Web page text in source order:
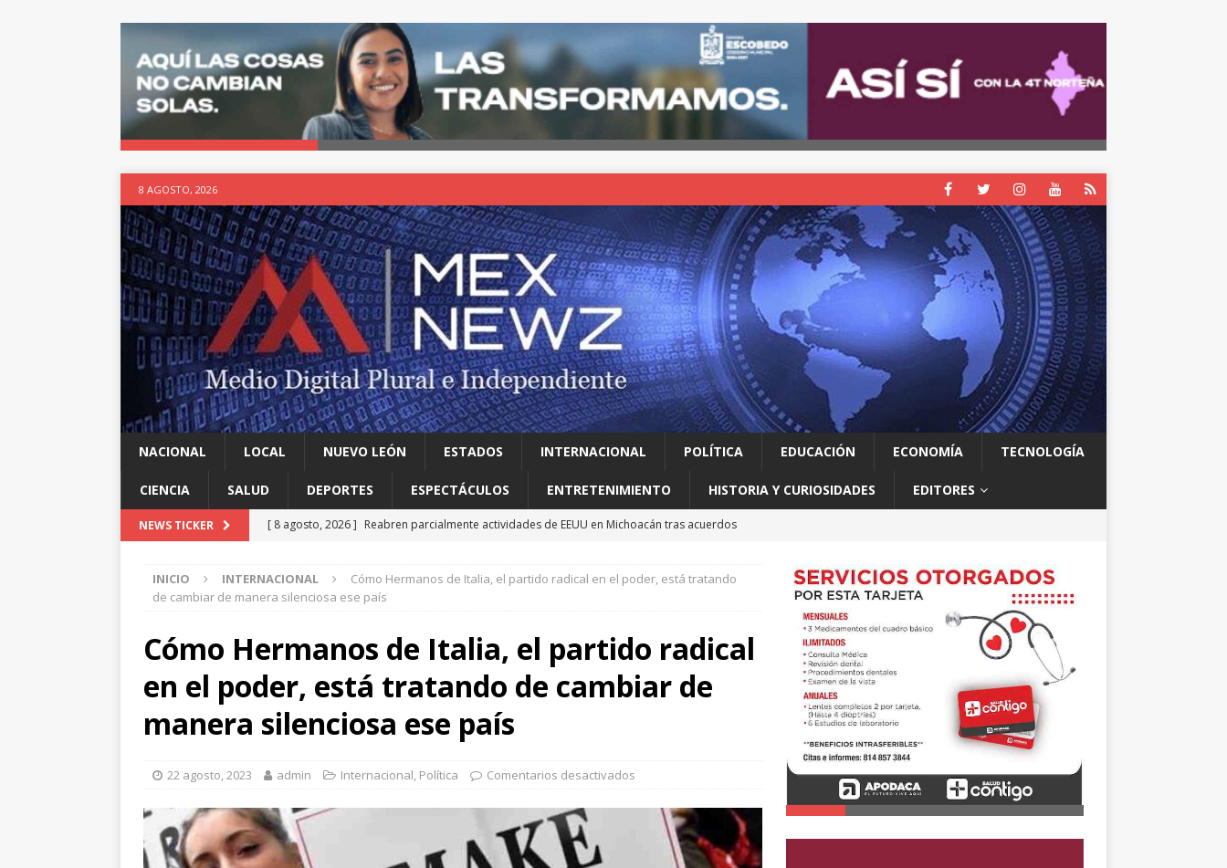
8 AGOSTO, 2026
NACIONAL LOCAL NUEVO LEÓN ESTADOS INTERNACIONAL POLÍTICA EDUCACIÓN ECONOMÍA TECNOLOGÍA
CIENCIA SALUD DEPORTES ESPECTÁCULOS ENTRETENIMIENTO HISTORIA Y CURIOSIDADES EDITORES
NEWS TICKER [ 8 agosto, 2026 ] Reabren parcialmente actividades de EEUU en Michoacán tras acuerdos
[ 8 agosto, 2026 ] Ya cantó el gallo
HISTORIA Y CURIOSIDADES
[ 8 agosto, 2026 ] Impulsa Mijes ‘Modo Transformación’ para que llegue a NL un gobierno
del ‘sí’
LOCAL
[ 8 agosto, 2026 ]
Dos jóvenes desaparecen tras aceptar oferta laboral en Jalisco
INICIO INTERNACIONAL
Cómo Hermanos de Italia, el partido radical en el poder, está tratando
de cambiar de manera silenciosa ese país
Cómo Hermanos de Italia, el partido radical
en el poder, está tratando de cambiar de
manera silenciosa ese país
22 agosto, 2023 admin Internacional, Política Comentarios desactivados